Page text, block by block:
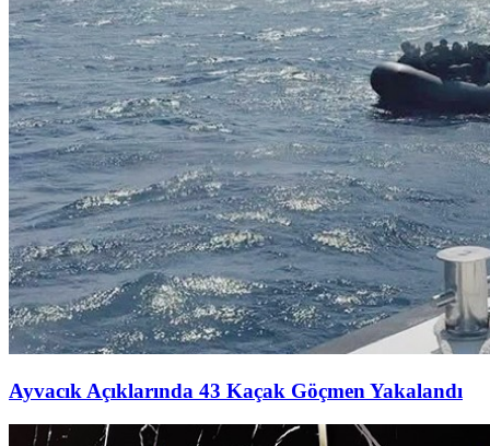
Ayvacık Açıklarında 43 Kaçak Göçmen Yakalandı